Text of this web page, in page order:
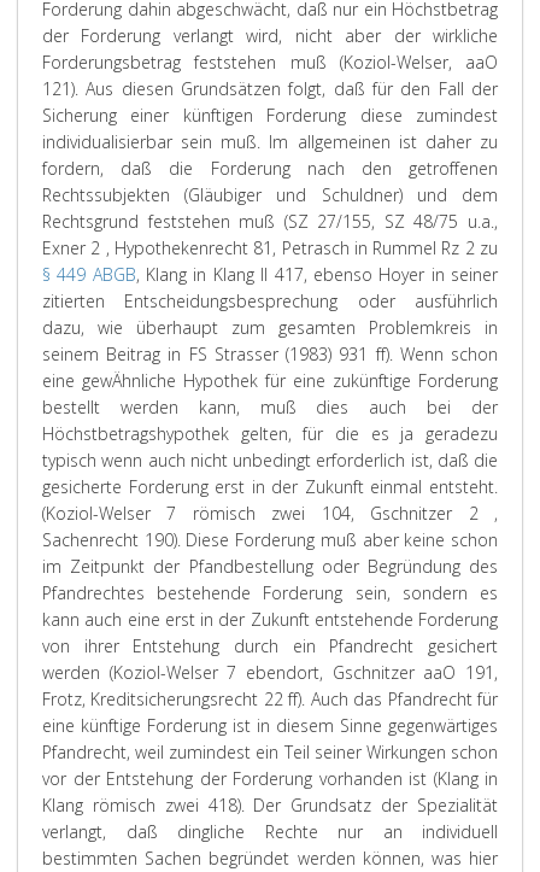
Forderung dahin abgeschwächt, daß nur ein Höchstbetrag
der Forderung verlangt wird, nicht aber der wirkliche
Forderungsbetrag feststehen muß (Koziol-Welser, aaO
121). Aus diesen Grundsätzen folgt, daß für den Fall der
Sicherung einer künftigen Forderung diese zumindest
individualisierbar sein muß. Im allgemeinen ist daher zu
fordern, daß die Forderung nach den getroffenen
Rechtssubjekten (Gläubiger und Schuldner) und dem
Rechtsgrund feststehen muß (SZ 27/155, SZ 48/75 u.a.,
Exner 2 , Hypothekenrecht 81, Petrasch in Rummel Rz 2 zu
§ 449 ABGB, Klang in Klang II 417, ebenso Hoyer in seiner
zitierten Entscheidungsbesprechung oder ausführlich
dazu, wie überhaupt zum gesamten Problemkreis in
seinem Beitrag in FS Strasser (1983) 931 ff). Wenn schon
eine gewÄhnliche Hypothek für eine zukünftige Forderung
bestellt werden kann, muß dies auch bei der
Höchstbetragshypothek gelten, für die es ja geradezu
typisch wenn auch nicht unbedingt erforderlich ist, daß die
gesicherte Forderung erst in der Zukunft einmal entsteht.
(Koziol-Welser 7 römisch zwei 104, Gschnitzer 2 ,
Sachenrecht 190). Diese Forderung muß aber keine schon
im Zeitpunkt der Pfandbestellung oder Begründung des
Pfandrechtes bestehende Forderung sein, sondern es
kann auch eine erst in der Zukunft entstehende Forderung
von ihrer Entstehung durch ein Pfandrecht gesichert
werden (Koziol-Welser 7 ebendort, Gschnitzer aaO 191,
Frotz, Kreditsicherungsrecht 22 ff). Auch das Pfandrecht für
eine künftige Forderung ist in diesem Sinne gegenwärtiges
Pfandrecht, weil zumindest ein Teil seiner Wirkungen schon
vor der Entstehung der Forderung vorhanden ist (Klang in
Klang römisch zwei 418). Der Grundsatz der Spezialität
verlangt, daß dingliche Rechte nur an individuell
bestimmten Sachen begründet werden können, was hier